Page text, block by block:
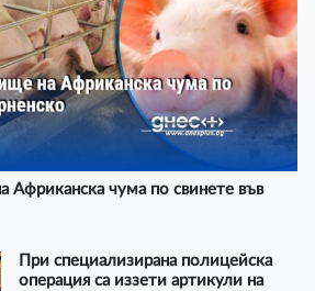
Африканска чума по свинете във
При специализирана полицейска
операция са иззети артикули на